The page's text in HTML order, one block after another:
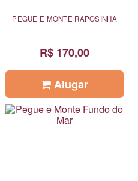
PEGUE E MONTE RAPOSINHA
R$ 170,00
Alugar